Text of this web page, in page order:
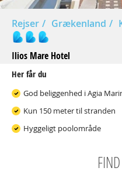
Rejser Grækenland
Ilios Mare Hotel
Her får du
God beliggenhed i Agia
Kun 150 meter til stranden
Hyggeligt poolområde